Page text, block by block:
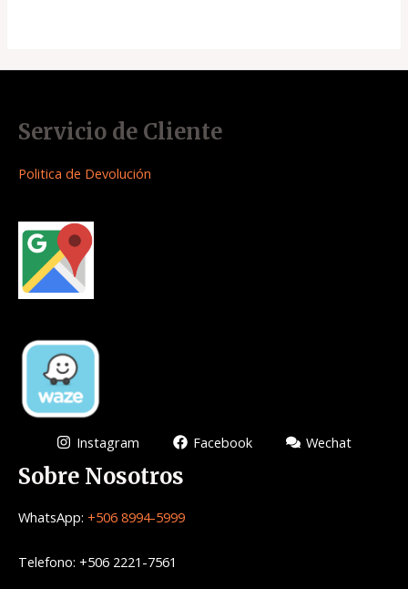
Servicio de Cliente
Politica de Devolución
Instagram Facebook Wechat
Sobre Nosotros
WhatsApp: +506 8994-5999
Telefono: +506 2221-7561